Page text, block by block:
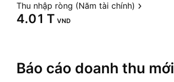
Thu nhập ròng (Năm tài chính)
‪4.01 T‬ VND
Báo cáo doanh thu mới